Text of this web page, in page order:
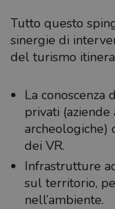
Tutto questo
sinergie di
del turismo
La
privati (aziende
dei VR.
Infrastrutture
sul territorio,
nell’ambiente.